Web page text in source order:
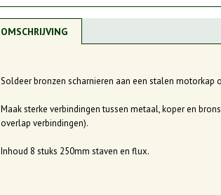
OMSCHRIJVING
Soldeer bronzen scharnieren aan een stalen
Maak sterke verbindingen tussen metaal, koper en
overlap verbindingen).
Inhoud 8 stuks 250mm staven en flux.